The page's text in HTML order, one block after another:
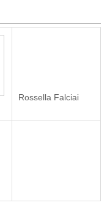
Rossella Falciai